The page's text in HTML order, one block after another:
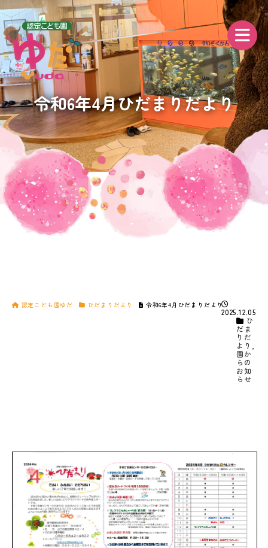
令和6年4月ひだまりだより
認定こども園ゆだ ひだまりだより 令和6年4月ひだまりだより
2025.12.05
ひ
だま
りだ
より
園か
らの
お知
らせ